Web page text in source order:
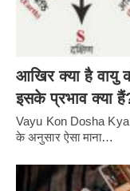
आखिर क्या है वायु
इसके प्रभाव क्या
Vayu Kon Dosha Kya
के अनुसार ऐसा माना…